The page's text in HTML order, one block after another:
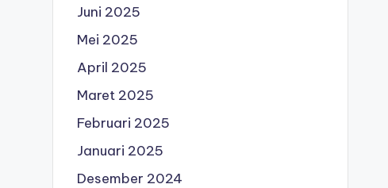
Juni 2025
Mei 2025
April 2025
Maret 2025
Februari 2025
Januari 2025
Desember 2024